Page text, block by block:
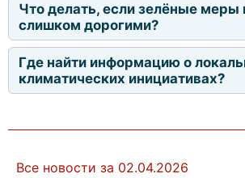
Что делать, если зелёные меры
слишком дорогими?
Где найти информацию о
климатических инициативах?
Все новости за 02.04.2026